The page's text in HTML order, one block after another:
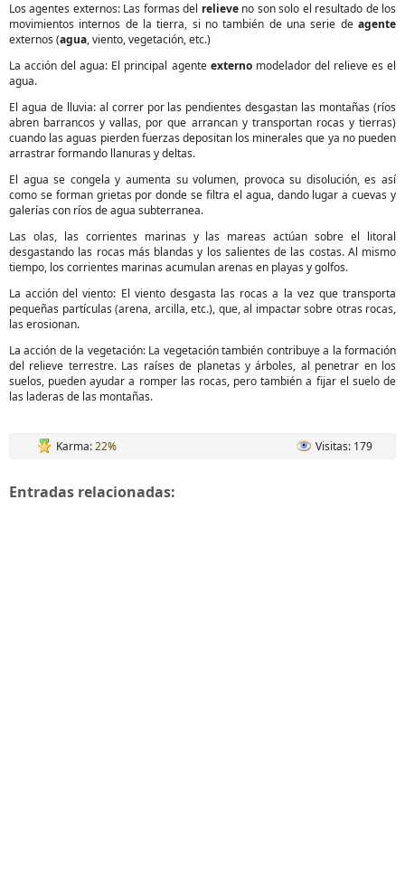
Los agentes externos: Las formas del relieveno son solo el resultado de los
movimientos internos de la tierra, si no también de una serie de agente
externos (agua, viento, vegetación, etc.)
La acción del agua: El principal agente externomodelador del relieve es el
agua.
El agua de lluvia: al correr por las pendientes desgastan las montañas (ríos
abren barrancos y vallas, por que arrancan y transportan rocas y tierras)
cuando las aguas pierden fuerzas depositan los minerales que ya no pueden
arrastrar formando llanuras y deltas.
El agua se congela y aumenta su volumen, provoca su disolución, es así
como se forman grietas por donde se filtra el agua, dando lugar a cuevas y
galerías con ríos de agua subterranea.
Las olas, las corrientes marinas y las mareas actúan sobre el litoral
desgastando las rocas más blandas y los salientes de las costas. Al mismo
tiempo, los corrientes marinas acumulan arenas en playas y golfos.
La acción del viento: El viento desgasta las rocas a la vez que transporta
pequeñas partículas (arena, arcilla, etc.), que, al impactar sobre otras rocas,
las erosionan.
La acción de la vegetación: La vegetación también contribuye a la formación
del relieve terrestre. Las raíses de planetas y árboles, al penetrar en los
suelos, pueden ayudar a romper las rocas, pero también a fijar el suelo de
las laderas de las montañas.
Karma:22% Visitas: 179
Entradas relacionadas: